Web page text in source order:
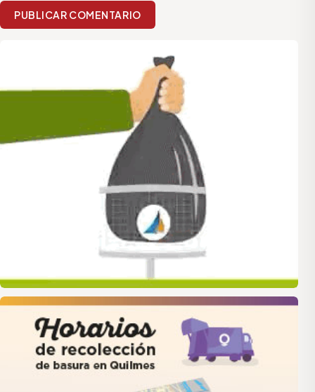
PUBLICAR COMENTARIO
quilmes